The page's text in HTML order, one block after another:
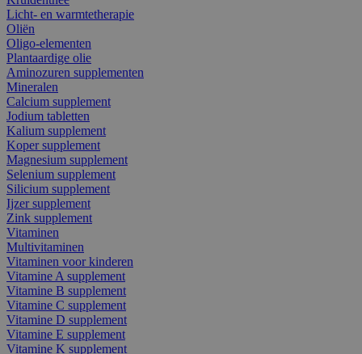
Licht- en warmtetherapie
Oliën
Oligo-elementen
Plantaardige olie
Aminozuren supplementen
Mineralen
Calcium supplement
Jodium tabletten
Kalium supplement
Koper supplement
Magnesium supplement
Selenium supplement
Silicium supplement
Ijzer supplement
Zink supplement
Vitaminen
Multivitaminen
Vitaminen voor kinderen
Vitamine A supplement
Vitamine B supplement
Vitamine C supplement
Vitamine D supplement
Vitamine E supplement
Vitamine K supplement